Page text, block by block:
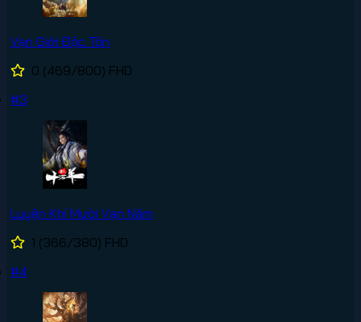
Vạn Giới Độc Tôn
0 (469/800) FHD
#3
Luyện Khí Mười Vạn Năm
1 (366/380) FHD
#4